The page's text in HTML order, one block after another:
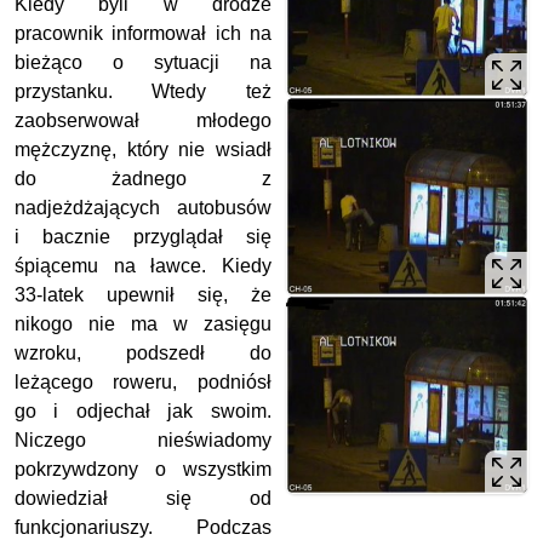
Kiedy byli w drodze
pracownik informował ich na
bieżąco o sytuacji na
przystanku. Wtedy też
zaobserwował młodego
mężczyznę, który nie wsiadł
do żadnego z
nadjeżdżających autobusów
i bacznie przyglądał się
śpiącemu na ławce. Kiedy
33-latek upewnił się, że
nikogo nie ma w zasięgu
wzroku, podszedł do
leżącego roweru, podniósł
go i odjechał jak swoim.
Niczego nieświadomy
pokrzywdzony o wszystkim
dowiedział się od
funkcjonariuszy. Podczas